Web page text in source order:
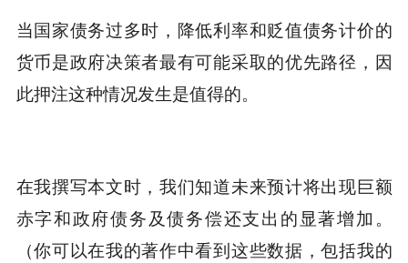
当国家债务过多时，降低利率和贬值债务计价的
货币是政府决策者最有可能采取的优先路径，因
此押注这种情况发生是值得的。
在我撰写本文时，我们知道未来预计将出现巨额
赤字和政府债务及债务偿还支出的显著增加。
（你可以在我的著作中看到这些数据，包括我的